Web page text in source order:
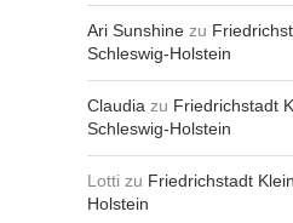
Ari Sunshine zu
Schleswig-Holstein
Claudia zu Friedrichstadt
Schleswig-Holstein
Lotti zu Friedrichstadt
Holstein